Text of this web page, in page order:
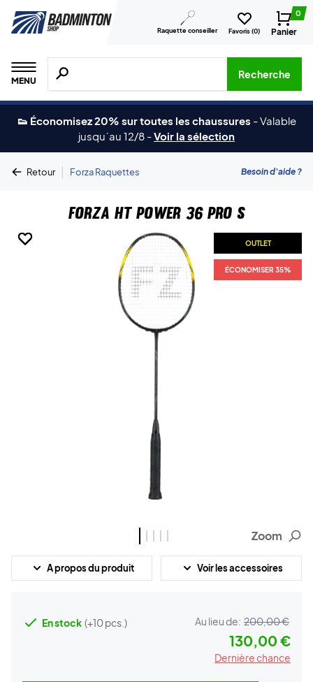
Raquette conseiller Favoris (0)
0
Panier
MENU
Recherche de produits, de marques, etc.
Recherche
👟 Économisez 20% sur toutes les chaussures -Valable
jusqu´au 12/8 -Voir la sélection
Retour | Forza Raquettes Besoin d'aide ?
Forza HT Power 36 Pro S
OUTLET
ÉCONOMISER 35%
OUTLET
ÉCONOMISER 35%
OUTLET
ÉCONOMISER 35%
OUTLET
ÉCONOMISER 35%
OUTLET
ÉCONOMISER 35%
Zoom
A propos du produit Voir les accessoires
En stock (+10 pcs.) Au lieu de: 200,00 €
130,00 €
Dernière chance